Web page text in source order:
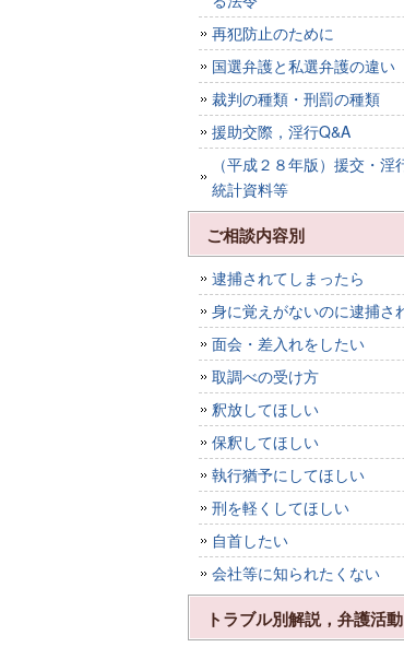
再犯防止のために
国選弁護と私選弁護の違い
裁判の種類・刑罰の種類
援助交際，淫行Q&A
（平成２８年版）援交・淫
統計資料等
ご相談内容別
逮捕されてしまったら
身に覚えがないのに逮捕さ
面会・差入れをしたい
取調べの受け方
釈放してほしい
保釈してほしい
執行猶予にしてほしい
刑を軽くしてほしい
自首したい
会社等に知られたくない
トラブル別解説，弁護活動